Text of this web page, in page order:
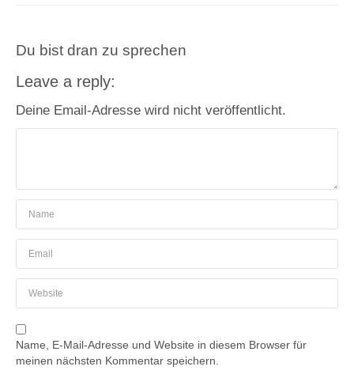
Du bist dran zu sprechen
Leave a reply:
Deine Email-Adresse wird nicht veröffentlicht.
Name, E-Mail-Adresse und Website in diesem Browser für
meinen nächsten Kommentar speichern.